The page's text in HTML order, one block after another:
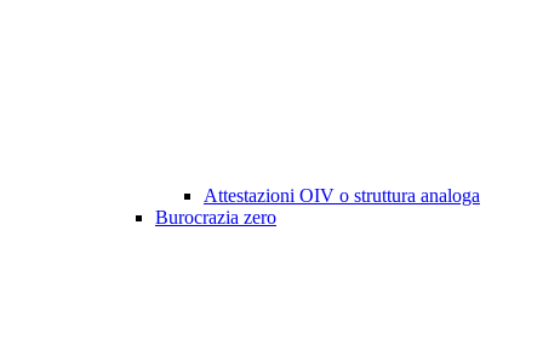
Attestazioni OIV o struttura analoga
Burocrazia zero